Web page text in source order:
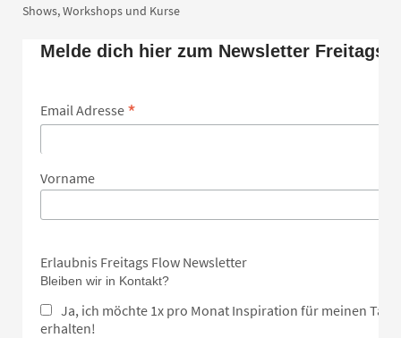
Shows, Workshops und Kurse
Melde dich hier zum Newsletter Freitags
Email Adresse *
Vorname
Erlaubnis Freitags Flow Newsletter
Bleiben wir in Kontakt?
Ja, ich möchte 1x pro Monat Inspiration für meinen
erhalten!